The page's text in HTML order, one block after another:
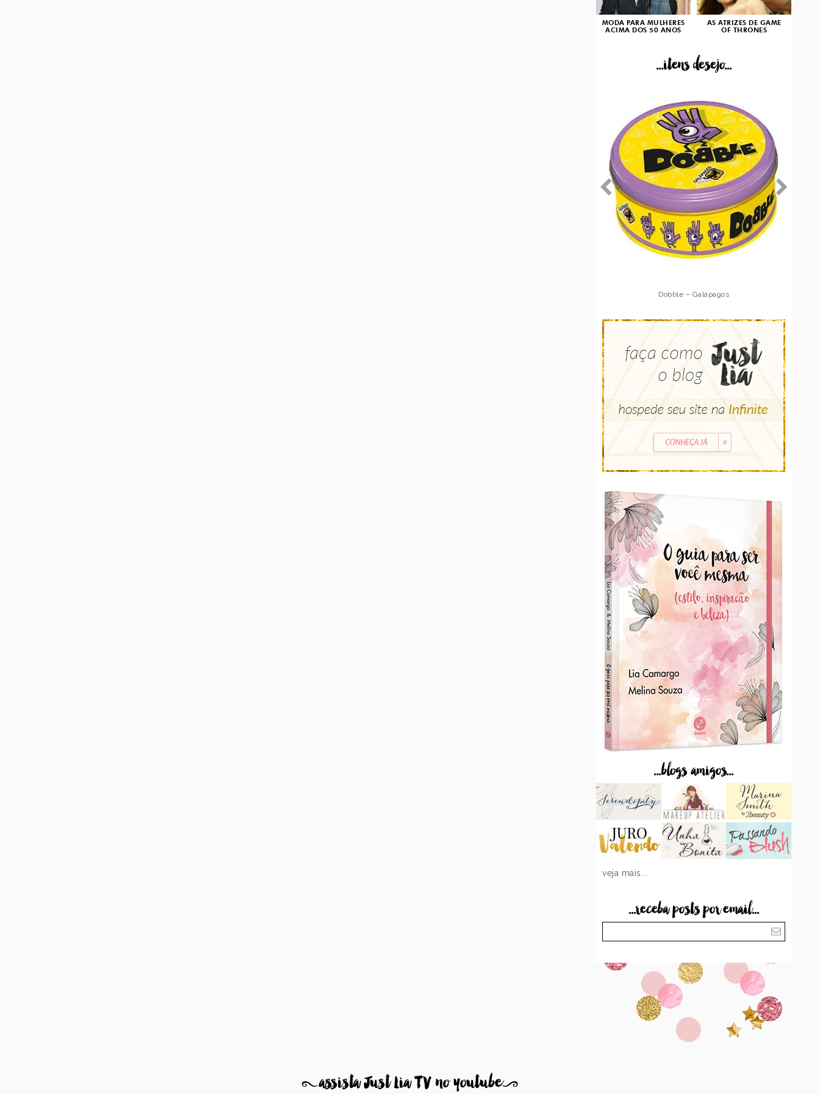
MODA PARA MULHERES
ACIMA DOS 50 ANOS
AS ATRIZES DE GAME
OF THRONES
...itens desejo...
Dobble – Galápagos
...blogs amigos...
veja mais...
...receba posts por email...
8assista Just Lia TV no youtube9